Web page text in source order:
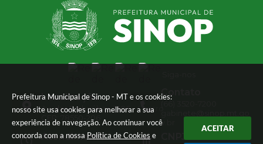
Prefeitura Municipal de Sinop - MT e os cookies:
nosso site usa cookies para melhorar a sua
experiência de navegação. Ao continuar você
concorda com a nossa Política de Cookies e
ACEITAR
Localização
Av. das Embaúbas, 1386 - Centro
CEP: 78550-206
Contato
v.br
Atendimento CNPJ